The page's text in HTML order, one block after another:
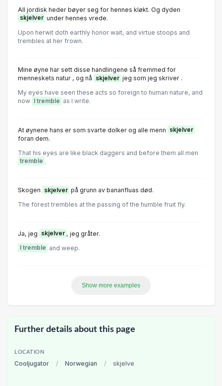
All jordisk heder bøyer seg for hennes kløkt. Og dyden
skjelver under hennes vrede.
Upon herwit doth earthly honor wait, and virtue stoops and
trembles at her frown.
Mine øyne har sett disse handlingene så fremmed for
menneskets natur , og nå skjelver jeg som jeg skriver .
My eyes have seen these acts so foreign to human nature, and
now I tremble as I write.
At øynene hans er som svarte dolker og alle menn skjelver
foran dem.
That his eyes are like black daggers and before them all men
tremble .
Skogen skjelver på grunn av bananfluas død.
The forest trembles at the passing of the humble fruit fly.
Ja, jeg skjelver , jeg gråter.
I tremble and weep.
Show more examples
Further details about this page
LOCATION
Cooljugator / Norwegian / skjelve